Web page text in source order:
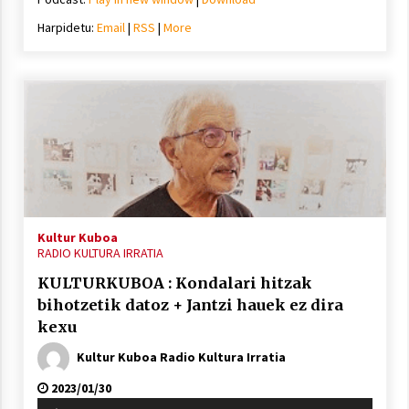
Harpidetu: Email| RSS | More
Kultur Kuboa
RADIO KULTURA IRRATIA
KULTURKUBOA : Kondalari hitzak
bihotzetik datoz + Jantzi hauek ez dira
kexu
Kultur Kuboa Radio Kultura Irratia
2023/01/30